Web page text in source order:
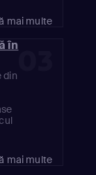
mai multe
03
în
din
mai multe